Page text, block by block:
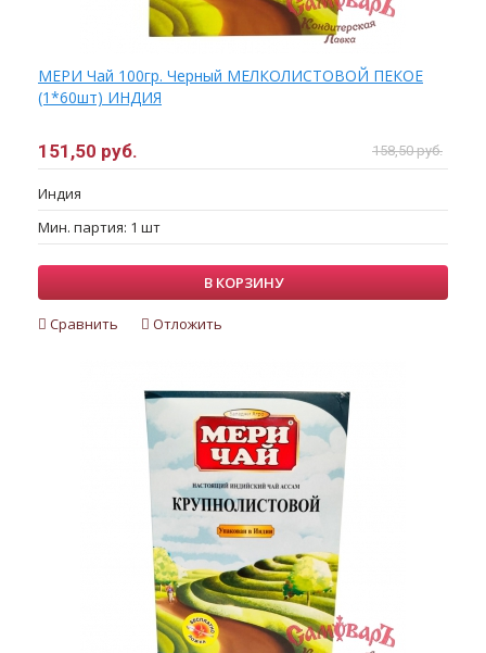
МЕРИ Чай 100гр. Черный МЕЛКОЛИСТОВОЙ ПЕКОЕ
(1*60шт) ИНДИЯ
151,50 руб. 158,50 руб.
Индия
Мин. партия: 1 шт
В КОРЗИНУ
Сравнить Отложить